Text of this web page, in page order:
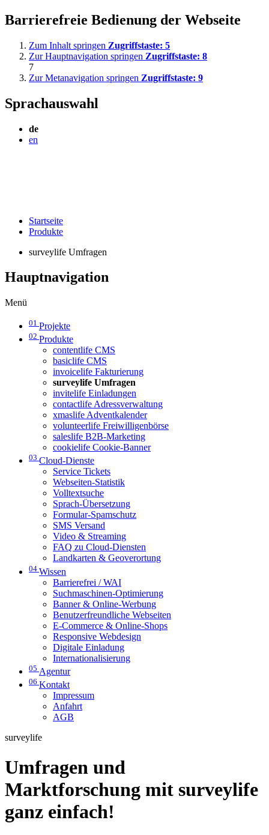
Barrierefreie Bedienung der Webseite
Zum Inhalt springen Zugriffstaste: 5
Zur Hauptnavigation springen Zugriffstaste: 8
7
Zur Metanavigation springen Zugriffstaste: 9
Sprachauswahl
de
en
Startseite
Produkte
surveylife Umfragen
Hauptnavigation
Menü
01 Projekte
02 Produkte
contentlife CMS
basiclife CMS
invoicelife Fakturierung
surveylife Umfragen
invitelife Einladungen
contactlife Adressverwaltung
xmaslife Adventkalender
volunteerlife Freiwilligenbörse
saleslife B2B-Marketing
cookielife Cookie-Banner
03 Cloud-Dienste
Service Tickets
Webseiten-Statistik
Volltextsuche
Sprach-Übersetzung
Formular-Spamschutz
SMS Versand
Video & Streaming
FAQ zu Cloud-Diensten
Landkarten & Geoverortung
04 Wissen
Barrierefrei / WAI
Suchmaschinen-Optimierung
Banner & Online-Werbung
Benutzerfreundliche Webseiten
E-Commerce & Online-Shops
Responsive Webdesign
Digitale Einladung
Internationalisierung
05 Agentur
06 Kontakt
Impressum
Anfahrt
AGB
surveylife
Umfragen und
Marktforschung mit surveylife
ganz einfach!